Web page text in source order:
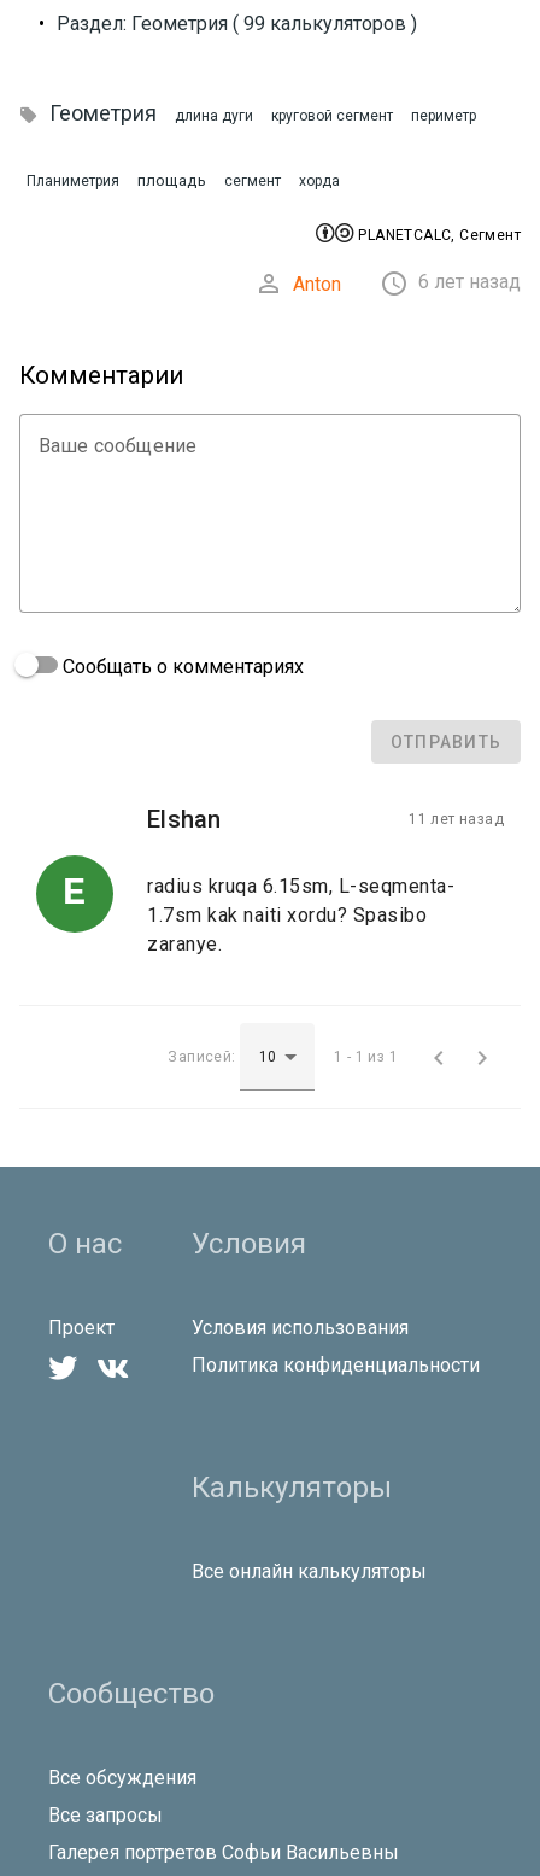
• Раздел: Геометрия ( 99 калькуляторов )
 Геометрия длина дуги круговой сегмент периметр
Планиметрия площадь сегмент хорда
 PLANETCALC, Сегмент
 Anton  6 лет назад
Комментарии
Ваше сообщение
Сообщать о комментариях
ОТПРАВИТЬ
E
Elshan 11 лет назад
radius kruqa 6.15sm, L-seqmenta-
1.7sm kak naiti xordu? Spasibo
zaranye.
Записей: 1 - 1 из 1  
О нас
Проект
 
Условия
Условия использования
Политика конфиденциальности
Калькуляторы
Все онлайн калькуляторы
Сообщество
Все обсуждения
Все запросы
Галерея портретов Софьи Васильевны